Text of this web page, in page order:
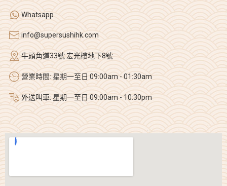
Whatsapp
info@supersushihk.com
牛頭角道33號 宏光樓地下8號
營業時間: 星期一至日 09:00am - 01:30am
外送叫車: 星期一至日 09:00am - 10:30pm